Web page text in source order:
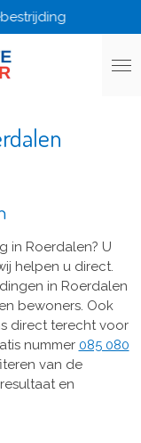
in Roerdalen? U
helpen u direct.
in Roerdalen
bewoners. Ook
direct terecht voor
nummer 085 080
van de
en